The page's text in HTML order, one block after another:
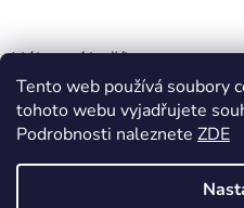
Tento web používá soubory
tohoto webu vyjadřujete
Podrobnosti naleznete ZDE
Nákupní košík
0KS